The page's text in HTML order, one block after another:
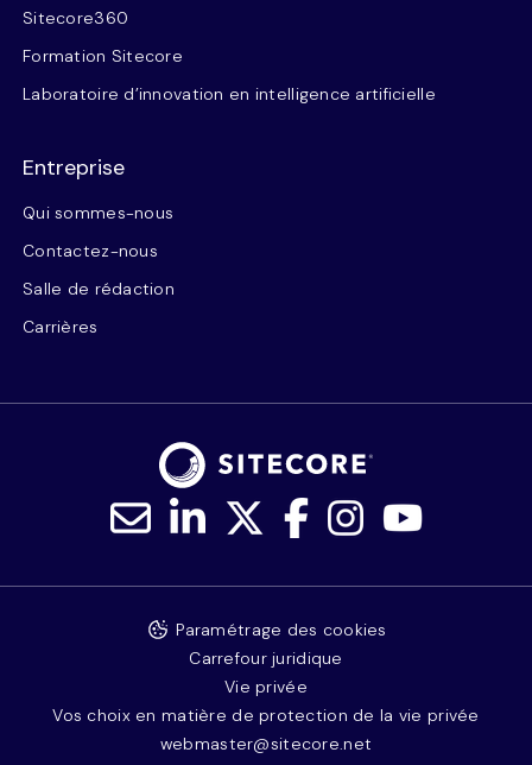
Sitecore360
Formation Sitecore
Laboratoire d’innovation en intelligence artificielle
Entreprise
Qui sommes-nous
Contactez-nous
Salle de rédaction
Carrières
Paramétrage des cookies
Carrefour juridique
Vie privée
Vos choix en matière de protection de la vie privée
webmaster@sitecore.net